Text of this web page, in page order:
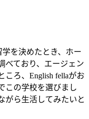
学を決めたとき、ホー
べており、エージェン
ころ、English fellaがお
この学校を選びまし
がら生活してみたいと